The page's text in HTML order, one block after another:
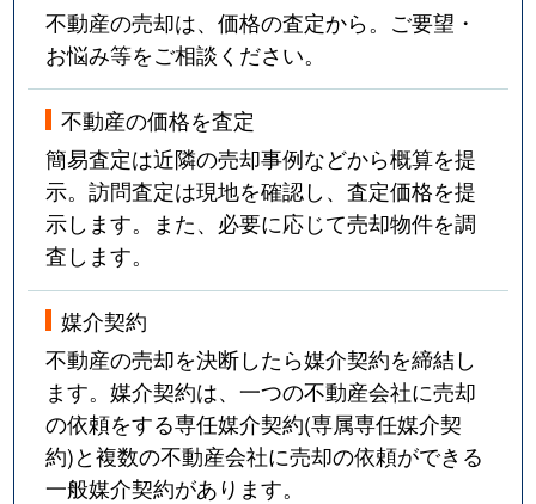
不動産の売却は、価格の査定から。ご要望・
お悩み等をご相談ください。
不動産の価格を査定
簡易査定は近隣の売却事例などから概算を提
示。訪問査定は現地を確認し、査定価格を提
示します。また、必要に応じて売却物件を調
査します。
媒介契約
不動産の売却を決断したら媒介契約を締結し
ます。媒介契約は、一つの不動産会社に売却
の依頼をする専任媒介契約(専属専任媒介契
約)と複数の不動産会社に売却の依頼ができる
一般媒介契約があります。